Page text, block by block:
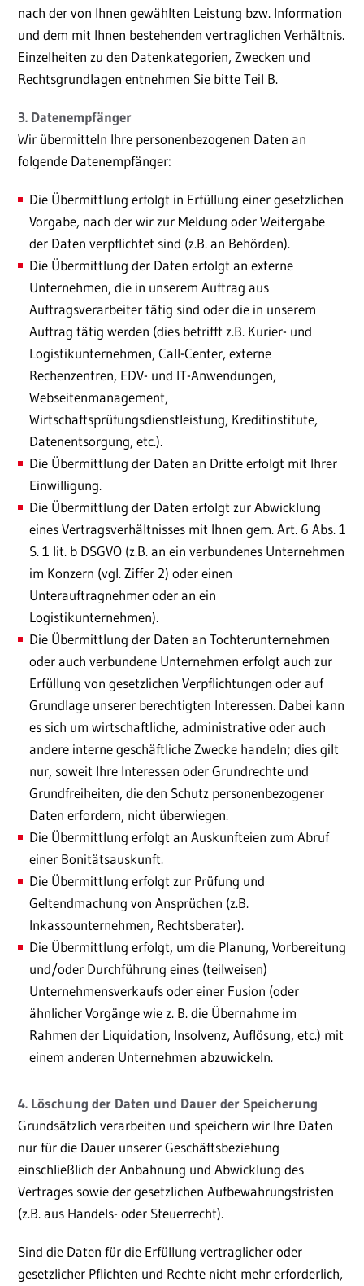
nach der von Ihnen gewählten Leistung bzw. Information
und dem mit Ihnen bestehenden vertraglichen Verhältnis.
Einzelheiten zu den Datenkategorien, Zwecken und
Rechtsgrundlagen entnehmen Sie bitte Teil B.
3. Datenempfänger
Wir übermitteln Ihre personenbezogenen Daten an
folgende Datenempfänger:
Die Übermittlung erfolgt in Erfüllung einer gesetzlichen
Vorgabe, nach der wir zur Meldung oder Weitergabe
der Daten verpflichtet sind (z.B. an Behörden).
Die Übermittlung der Daten erfolgt an externe
Unternehmen, die in unserem Auftrag aus
Auftragsverarbeiter tätig sind oder die in unserem
Auftrag tätig werden (dies betrifft z.B. Kurier- und
Logistikunternehmen, Call-Center, externe
Rechenzentren, EDV- und IT-Anwendungen,
Webseitenmanagement,
Wirtschaftsprüfungsdienstleistung, Kreditinstitute,
Datenentsorgung, etc.).
Die Übermittlung der Daten an Dritte erfolgt mit Ihrer
Einwilligung.
Die Übermittlung der Daten erfolgt zur Abwicklung
eines Vertragsverhältnisses mit Ihnen gem. Art. 6 Abs. 1
S. 1 lit. b DSGVO (z.B. an ein verbundenes Unternehmen
im Konzern (vgl. Ziffer 2) oder einen
Unterauftragnehmer oder an ein
Logistikunternehmen).
Die Übermittlung der Daten an Tochterunternehmen
oder auch verbundene Unternehmen erfolgt auch zur
Erfüllung von gesetzlichen Verpflichtungen oder auf
Grundlage unserer berechtigten Interessen. Dabei kann
es sich um wirtschaftliche, administrative oder auch
andere interne geschäftliche Zwecke handeln; dies gilt
nur, soweit Ihre Interessen oder Grundrechte und
Grundfreiheiten, die den Schutz personenbezogener
Daten erfordern, nicht überwiegen.
Die Übermittlung erfolgt an Auskunfteien zum Abruf
einer Bonitätsauskunft.
Die Übermittlung erfolgt zur Prüfung und
Geltendmachung von Ansprüchen (z.B.
Inkassounternehmen, Rechtsberater).
Die Übermittlung erfolgt, um die Planung, Vorbereitung
und/oder Durchführung eines (teilweisen)
Unternehmensverkaufs oder einer Fusion (oder
ähnlicher Vorgänge wie z. B. die Übernahme im
Rahmen der Liquidation, Insolvenz, Auflösung, etc.) mit
einem anderen Unternehmen abzuwickeln.
4. Löschung der Daten und Dauer der Speicherung
Grundsätzlich verarbeiten und speichern wir Ihre Daten
nur für die Dauer unserer Geschäftsbeziehung
einschließlich der Anbahnung und Abwicklung des
Vertrages sowie der gesetzlichen Aufbewahrungsfristen
(z.B. aus Handels- oder Steuerrecht).
Sind die Daten für die Erfüllung vertraglicher oder
gesetzlicher Pflichten und Rechte nicht mehr erforderlich,